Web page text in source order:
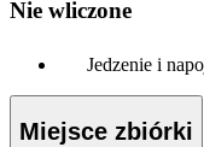
Nie wliczone
Jedzenie i
Miejsce zbiórki